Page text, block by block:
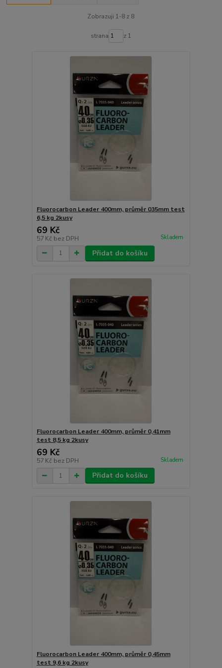
Zobrazuji 1-8 z 8
strana z 1
Fluorocarbon Leader 400mm, průměr 035mm test
6,5 kg 2kusy
69 Kč
57 Kč bez DPH Skladem
Přidat do košíku
Fluorocarbon Leader 400mm, průměr 0,41mm
test 8,5 kg 2kusy
69 Kč
57 Kč bez DPH Skladem
Přidat do košíku
Fluorocarbon Leader 400mm, průměr 0,45mm
test 9,6 kg 2kusy